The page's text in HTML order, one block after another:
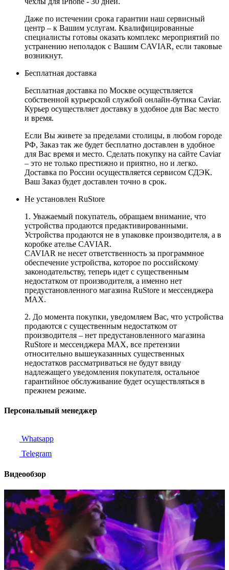
Даже по истечении срока гарантии наш сервисный
центр – к Вашим услугам. Квалифицированные
специалисты готовы оказать комплекс мероприятий по
устранению неполадок с Вашим CAVIAR, если таковые
возникнут.
Бесплатная доставка
Бесплатная доставка по Москве осуществляется
собственной курьерской службой онлайн-бутика Caviar.
Курьер осуществляет доставку в удобное для Вас место
и время.
Если Вы живете за пределами столицы, в любом городе
РФ, Заказ так же будет бесплатно доставлен в удобное
для Вас время и место. Сделать покупку на сайте Caviar
– это не только престижно и приятно, но и легко.
Доставка по России осуществляется сервисом СДЭК.
Ваш Заказ будет доставлен точно в срок.
Не установлен RuStore
1. Уважаемый покупатель, обращаем внимание, что
устройства продаются предактивированными.
Устройства продаются не в упаковке производителя, а в
коробке ателье CAVIAR.
CAVIAR не несет ответственность за программное
обеспечение устройства, которое по российскому
законодательству, теперь идет с существенным
недостатком от производителя, а именно нет
предустановленного магазина RuStore и мессенджера
MAX.
2. До момента покупки, уведомляем Вас, что устройства
продаются с существенным недостатком от
производителя – нет предустановленного магазина
RuStore и мессенджера MAX, все претензии
относительно вышеуказанных существенных
недостатков рассматриваться не будут ввиду
надлежащего уведомления покупателя, остальное
гарантийное обслуживание будет осуществляться в
прежнем режиме.
Персональный менеджер
Whatsapp
Telegram
Видеообзор